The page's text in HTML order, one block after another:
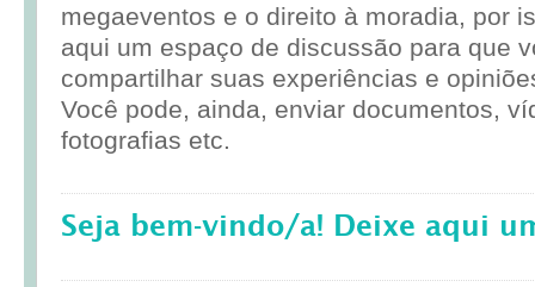
megaeventos e o direito à moradia, por
aqui um espaço de discussão para que
compartilhar suas experiências e
Você pode, ainda, enviar documentos,
fotografias etc.
Seja bem-vindo/a! Deixe aqui